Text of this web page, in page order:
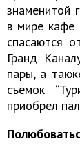
знаменитой
в мире
спасаются
Гранд
пары, а
съемок
приобрел